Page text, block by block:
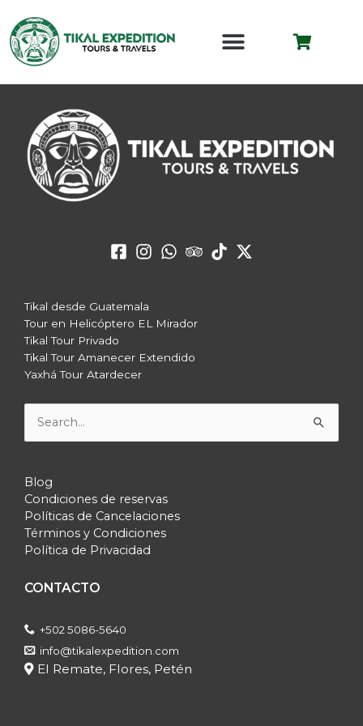
contenido
CARRO
Tikal desde Guatemala
Tour en Helicóptero EL Mirador
Tikal Tour Privado
Tikal Tour Amanecer Extendido
Yaxhá Tour Atardecer
Buscar
por:
Blog
Condiciones de reservas
Políticas de Cancelaciones
Términos y Condiciones
Política de Privacidad
CONTACTO
+502 5086-5640
info@tikalexpedition.com
El Remate, Flores, Petén